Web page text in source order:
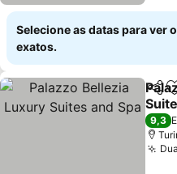
Selecione as datas para ver
exatos.
9,3